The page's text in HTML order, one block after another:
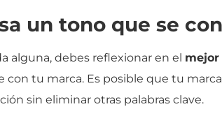
un tono que se
alguna, debes reflexionar en el
con tu marca. Es posible que tu
sin eliminar otras palabras clave.